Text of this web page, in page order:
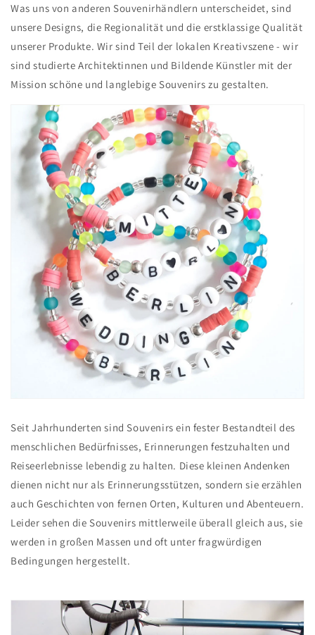
Was uns von anderen Souvenirhändlern unterscheidet, sind
unsere Designs, die Regionalität und die erstklassige Qualität
unserer Produkte. Wir sind Teil der lokalen Kreativszene - wir
sind studierte Architektinnen und Bildende Künstler mit der
Mission schöne und langlebige Souvenirs zu gestalten.
Seit Jahrhunderten sind Souvenirs ein fester Bestandteil des
menschlichen Bedürfnisses, Erinnerungen festzuhalten und
Reiseerlebnisse lebendig zu halten. Diese kleinen Andenken
dienen nicht nur als Erinnerungsstützen, sondern sie erzählen
auch Geschichten von fernen Orten, Kulturen und Abenteuern.
Leider sehen die Souvenirs mittlerweile überall gleich aus, sie
werden in großen Massen und oft unter fragwürdigen
Bedingungen hergestellt.